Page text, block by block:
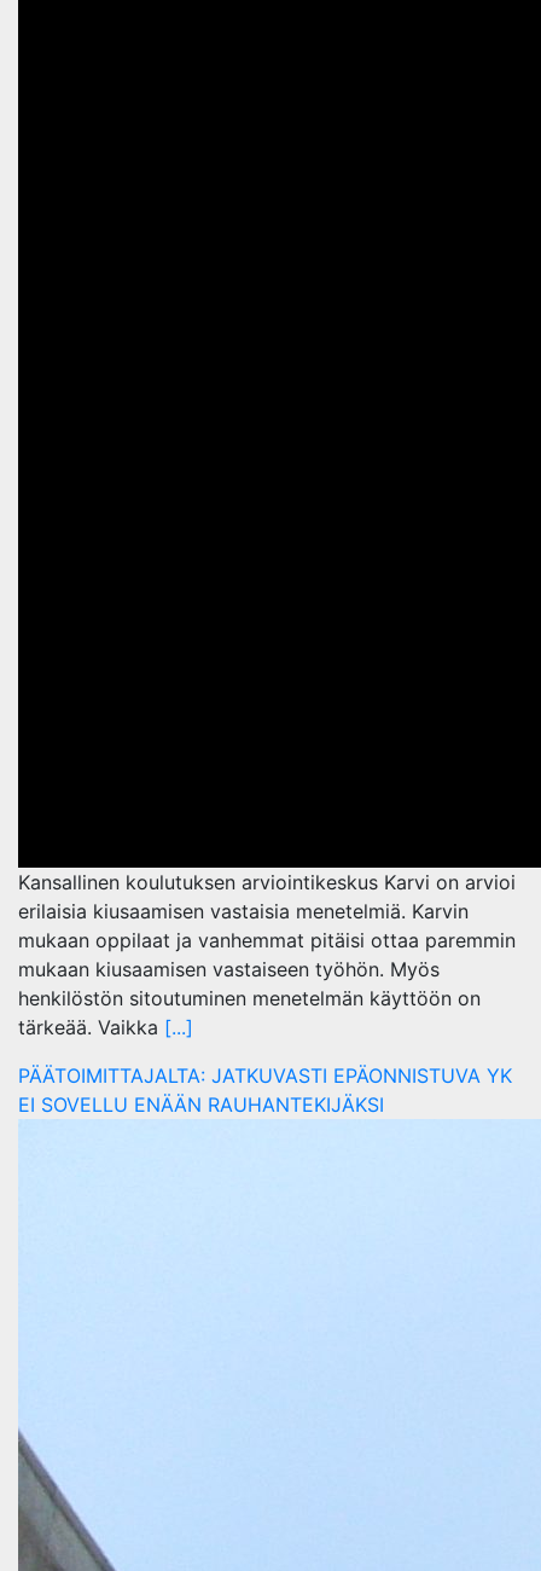
Kansallinen koulutuksen arviointikeskus Karvi on arvioi
erilaisia kiusaamisen vastaisia menetelmiä. Karvin
mukaan oppilaat ja vanhemmat pitäisi ottaa paremmin
mukaan kiusaamisen vastaiseen työhön. Myös
henkilöstön sitoutuminen menetelmän käyttöön on
tärkeää. Vaikka [...]
PÄÄTOIMITTAJALTA: JATKUVASTI EPÄONNISTUVA YK
EI SOVELLU ENÄÄN RAUHANTEKIJÄKSI